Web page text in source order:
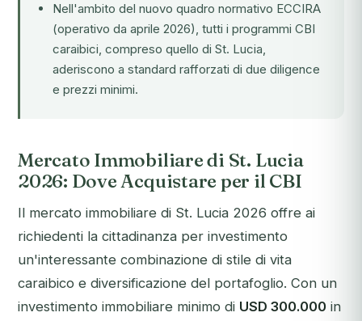
Nell'ambito del nuovo quadro normativo ECCIRA
(operativo da aprile 2026), tutti i programmi CBI
caraibici, compreso quello di St. Lucia,
aderiscono a standard rafforzati di due diligence
e prezzi minimi.
Mercato Immobiliare di St. Lucia
2026: Dove Acquistare per il CBI
Il mercato immobiliare di St. Lucia 2026 offre ai
richiedenti la cittadinanza per investimento
un'interessante combinazione di stile di vita
caraibico e diversificazione del portafoglio. Con un
investimento immobiliare minimo di USD 300.000 in